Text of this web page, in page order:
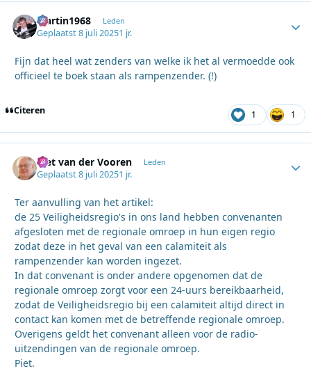
Martin1968 Leden
Geplaatst8 juli 20251 jr.
Fijn dat heel wat zenders van welke ik het al vermoedde ook
officieel te boek staan als rampenzender. (!)
Citeren 1 1
Piet van der Vooren Leden
Geplaatst8 juli 20251 jr.
Ter aanvulling van het artikel:
de 25 Veiligheidsregio's in ons land hebben convenanten
afgesloten met de regionale omroep in hun eigen regio
zodat deze in het geval van een calamiteit als
rampenzender kan worden ingezet.
In dat convenant is onder andere opgenomen dat de
regionale omroep zorgt voor een 24-uurs bereikbaarheid,
zodat de Veiligheidsregio bij een calamiteit altijd direct in
contact kan komen met de betreffende regionale omroep.
Overigens geldt het convenant alleen voor de radio-
uitzendingen van de regionale omroep.
Piet.